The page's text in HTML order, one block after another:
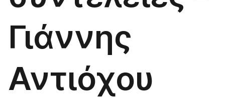
Γιάννης
Αντιόχου